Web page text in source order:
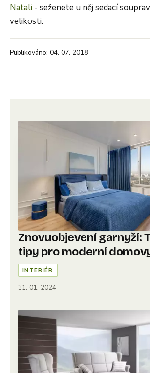
Natali - seženete u něj sedací
velikosti.
Publikováno: 04. 07. 2018
Znovuobjevení garnyží:
tipy pro moderní
INTERIÉR
31. 01. 2024